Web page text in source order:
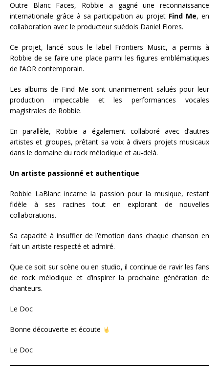
Outre Blanc Faces, Robbie a gagné une reconnaissance
internationale grâce à sa participation au projet Find Me, en
collaboration avec le producteur suédois Daniel Flores.
Ce projet, lancé sous le label Frontiers Music, a permis à
Robbie de se faire une place parmi les figures emblématiques
de l’AOR contemporain.
Les albums de Find Me sont unanimement salués pour leur
production impeccable et les performances vocales
magistrales de Robbie.
En parallèle, Robbie a également collaboré avec d’autres
artistes et groupes, prêtant sa voix à divers projets musicaux
dans le domaine du rock mélodique et au-delà.
Un artiste passionné et authentique
Robbie LaBlanc incarne la passion pour la musique, restant
fidèle à ses racines tout en explorant de nouvelles
collaborations.
Sa capacité à insuffler de l’émotion dans chaque chanson en
fait un artiste respecté et admiré.
Que ce soit sur scène ou en studio, il continue de ravir les fans
de rock mélodique et d’inspirer la prochaine génération de
chanteurs.
Le Doc
Bonne découverte et écoute
Le Doc